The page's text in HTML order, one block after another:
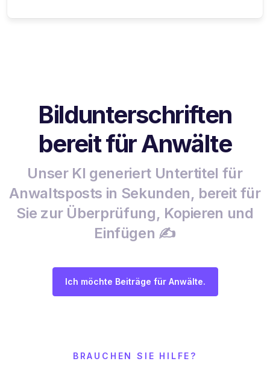
Bildunterschriften
bereit für Anwälte
Unser KI generiert Untertitel für
Anwaltsposts in Sekunden, bereit für
Sie zur Überprüfung, Kopieren und
Einfügen ✍️
Ich möchte Beiträge für Anwälte.
BRAUCHEN SIE HILFE?